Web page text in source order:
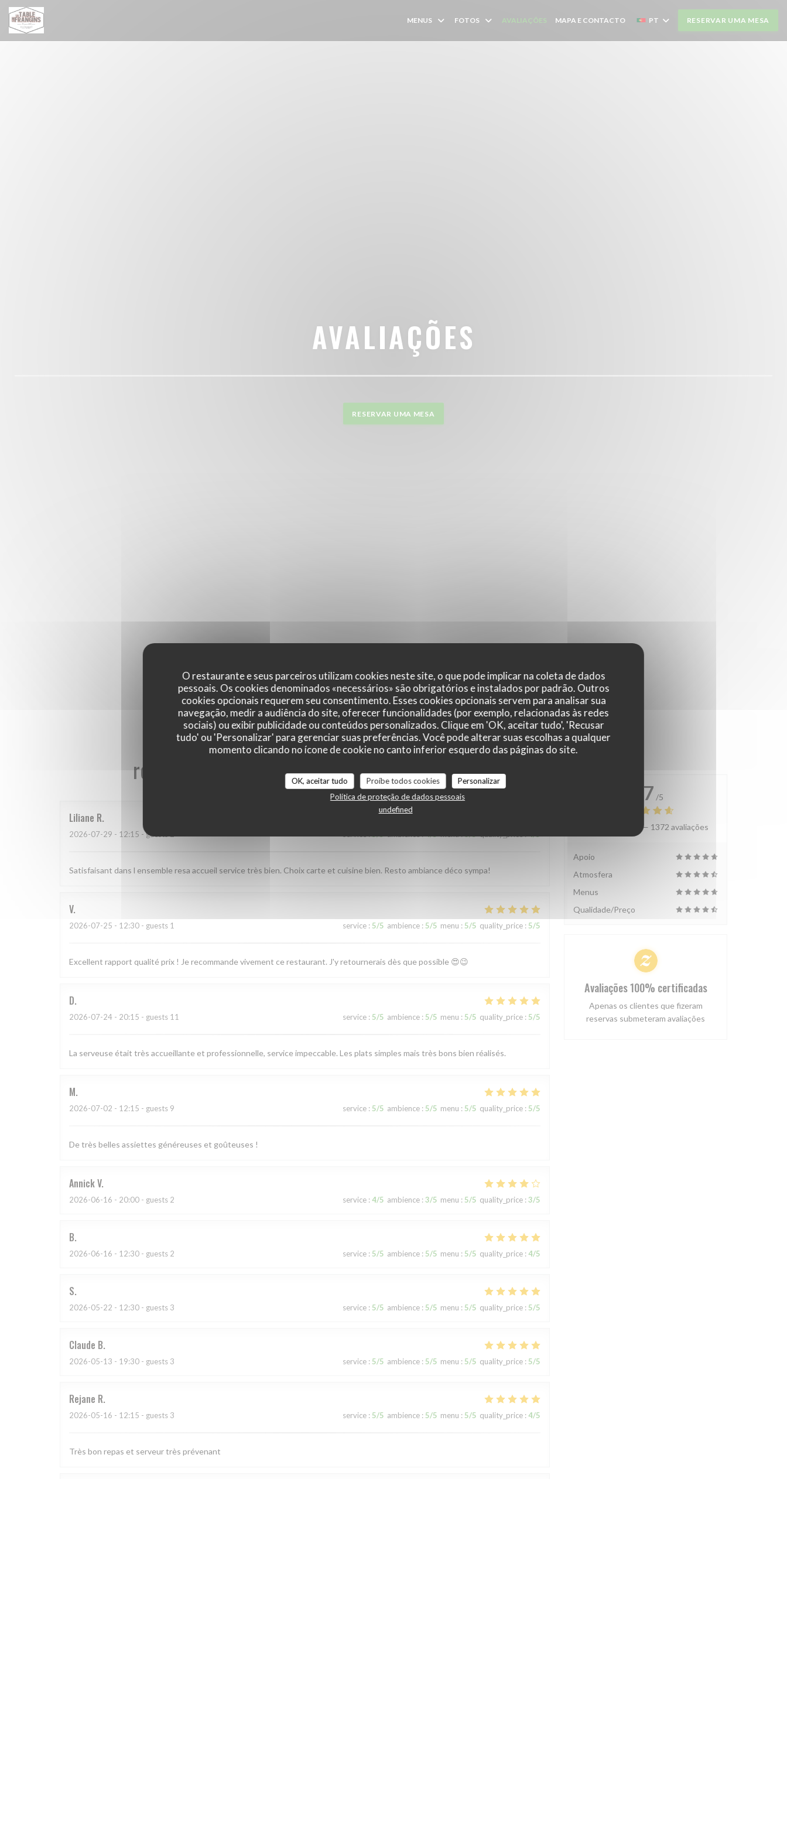
Painel de Gerenciamento de Cookies
O restaurante e seus parceiros utilizam cookies neste site, o que pode implicar na coleta de dados
pessoais. Os cookies denominados «necessários» são obrigatórios e instalados por padrão. Outros
cookies opcionais requerem seu consentimento. Esses cookies opcionais servem para analisar sua
navegação, medir a audiência do site, oferecer funcionalidades (por exemplo, relacionadas às redes
sociais) ou exibir publicidade ou conteúdos personalizados. Clique em 'OK, aceitar tudo', 'Recusar
tudo' ou 'Personalizar' para gerenciar suas preferências. Você pode alterar suas escolhas a qualquer
momento clicando no ícone de cookie no canto inferior esquerdo das páginas do site.
OK, aceitar tudo Proíbe todos cookies
Personalizar
Política de proteção de dados pessoais
undefined
MENUS FOTOS AVALIAÇÕES MAPA E CONTACTO PT RESERVAR UMA MESA
AVALIAÇÕES
RESERVAR UMA MESA
reviews_from_our_clients_following_booking
Liliane R
2026-07-29 - 12:15 - guests 2
Satisfaisant dans l ensemble resa accueil service très bien. Choix carte et cuisine bien. Resto ambiance déco sympa!
V
2026-07-25 - 12:30 - guests 1 service : 5/5 ambience : 5/5 menu : 5/5 quality_price : 5/5
Excellent rapport qualité prix ! Je recommande vivement ce restaurant. J'y retournerais dès que possible 😍😉
D
2026-07-24 - 20:15 - guests 11 service : 5/5 ambience : 5/5 menu : 5/5 quality_price : 5/5
La serveuse était très accueillante et professionnelle, service impeccable. Les plats simples mais très bons bien réalisés.
M
2026-07-02 - 12:15 - guests 9 service : 5/5 ambience : 5/5 menu : 5/5 quality_price : 5/5
De très belles assiettes généreuses et goûteuses !
AnnickV
2026-06-16 - 20:00 - guests 2 service : 4/5 ambience : 3/5 menu : 5/5 quality_price : 3/5
B
2026-06-16 - 12:30 - guests 2 service : 5/5 ambience : 5/5 menu : 5/5 quality_price : 4/5
S
2026-05-22 - 12:30 - guests 3 service : 5/5 ambience : 5/5 menu : 5/5 quality_price : 5/5
Claude B
2026-05-13 - 19:30 - guests 3 service : 5/5 ambience : 5/5 menu : 5/5 quality_price : 5/5
Rejane R
2026-05-16 - 12:15 - guests 3 service : 5/5 ambience : 5/5 menu : 5/5 quality_price : 4/5
Très bon repas et serveur très prévenant
4.7 /5
Avaliação média — 1372 avaliações
Apoio
Atmosfera
Menus
Qualidade/Preço
Avaliações 100% certificadas
Apenas os clientes que fizeram
reservas submeteram avaliações